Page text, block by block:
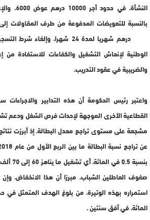
النشأة،
بالنسبة للتعويضات المدفوعة من طرف المقاولات إلى
الوطنية لإنعاش التشغيل والكفاءات للاستفادة من
والضريبية في عقود التدريب.
واعتبر رئيس الحكومة أن هذه التدابير
القطاعية الأخرى الموجهة لإحداث فرص الشغل ودعم
مشجعة على مستوى تراجع معدل البطالة، إذ أبرزت
بنسبة
صفوف العاطلين الشباب، مبرزا أن هذا الانخفاض،
المائة، في أفق سنتين .